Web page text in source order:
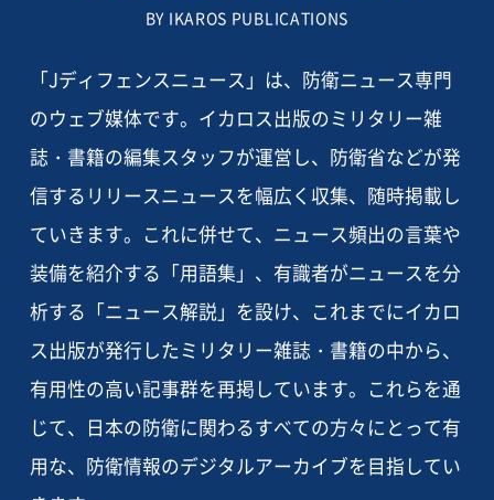
BY IKAROS PUBLICATIONS
「Jディフェンスニュース」は、防衛ニュース専門
のウェブ媒体です。イカロス出版のミリタリー雑
誌・書籍の編集スタッフが運営し、防衛省などが発
信するリリースニュースを幅広く収集、随時掲載し
ていきます。これに併せて、ニュース頻出の言葉や
装備を紹介する「用語集」、有識者がニュースを分
析する「ニュース解説」を設け、これまでにイカロ
ス出版が発行したミリタリー雑誌・書籍の中から、
有用性の高い記事群を再掲しています。これらを通
じて、日本の防衛に関わるすべての方々にとって有
用な、防衛情報のデジタルアーカイブを目指してい